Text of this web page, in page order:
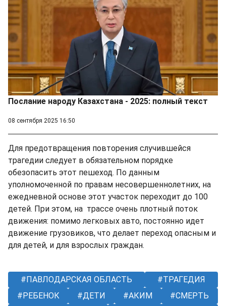
Послание народу Казахстана - 2025: полный текст
08 сентября 2025 16:50
Для предотвращения повторения случившейся
трагедии следует в обязательном порядке
обезопасить этот пешеход. По данным
уполномоченной по правам несовершеннолетних, на
ежедневной основе этот участок переходит до 100
детей. При этом, на трассе очень плотный поток
движения: помимо легковых авто, постоянно идет
движение грузовиков, что делает переход опасным и
для детей, и для взрослых граждан.
ПАВЛОДАРСКАЯ ОБЛАСТЬ
ТРАГЕДИЯ
РЕБЕНОК
ДЕТИ АКИМ
СМЕРТЬ